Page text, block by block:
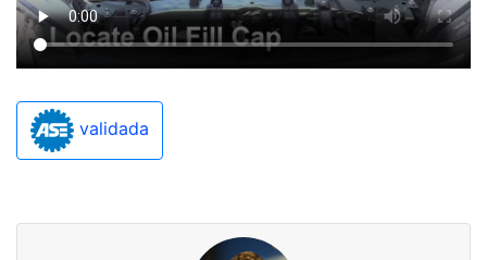
validada